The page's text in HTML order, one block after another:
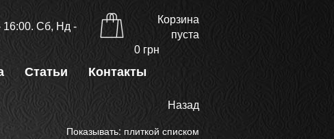
16:00. Сб, Нд -
Корзина
пуста
0 грн
Статьи Контакты
Назад
Показывать: плиткой списком